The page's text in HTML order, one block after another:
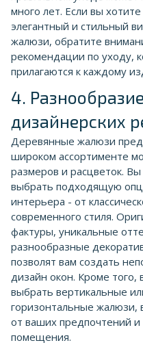
много лет. Если вы
элегантный и стильный
жалюзи, обратите
рекомендации по уходу,
прилагаются к каждому
4. Разнообразие
дизайнерских
Деревянные жалюзи
широком ассортименте
размеров и расцветок.
выбрать подходящую
интерьера - от
современного стиля.
фактуры, уникальные
разнообразные
позволят вам создать
дизайн окон. Кроме того,
выбрать вертикальные
горизонтальные жалюзи,
от ваших предпочтений и
помещения.